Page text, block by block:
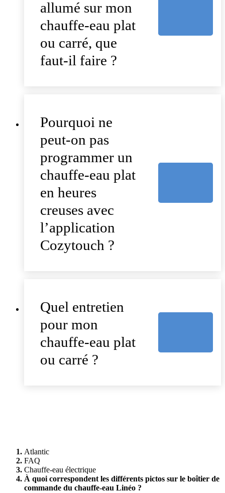
allumé sur mon
chauffe-eau plat
ou carré, que
faut-il faire ?
Pourquoi ne
peut-on pas
programmer un
chauffe-eau plat
en heures
creuses avec
l’application
Cozytouch ?
Quel entretien
pour mon
chauffe-eau plat
ou carré ?
Atlantic
FAQ
Chauffe-eau électrique
À quoi correspondent les différents pictos sur le boîtier de
commande du chauffe-eau Linéo ?